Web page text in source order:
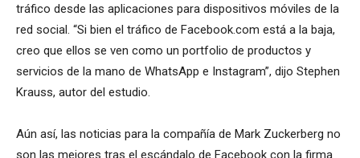
tráfico desde las aplicaciones para dispositivos móviles de la
red social. “Si bien el tráfico de Facebook.com está a la baja,
creo que ellos se ven como un portfolio de productos y
servicios de la mano de WhatsApp e Instagram”, dijo Stephen
Krauss, autor del estudio.
Aún así, las noticias para la compañía de Mark Zuckerberg no
son las mejores tras el escándalo de Facebook con la firma